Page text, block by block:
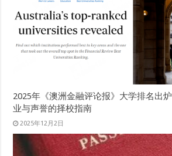
2025年《澳洲金融评论报》大学排名出
业与声誉的择校指南
2025年12月2日